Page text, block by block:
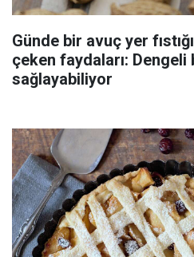
Günde bir avuç yer
çeken faydaları: Dengeli
sağlayabiliyor